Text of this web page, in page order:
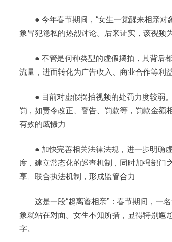
● 今年春节期间，“女生一觉醒来相亲对
象冒犯隐私的热烈讨论。后来证实，该视频
● 不管是何种类型的虚假摆拍，其背后都
流量，进而转化为广告收入、商业合作等利
● 目前对虚假摆拍视频的处罚力度较弱。
罚，如责令改正、警告、罚款等，罚款金额
有效的威慑力
● 加快完善相关法律法规，进一步明确虚
度，建立常态化的巡查机制，同时加强部门
享、联合执法机制，形成监管合力
这是一段“超离谱相亲”：春节期间，一名
象就站在对面。女生不知所措，显得特别尴
字。